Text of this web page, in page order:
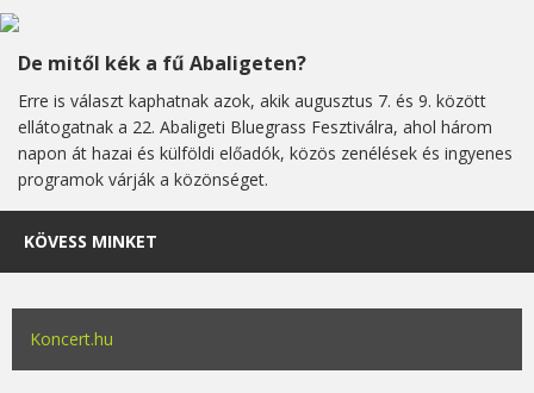
De mitől kék a fű Abaligeten?
Erre is választ kaphatnak azok, akik augusztus 7. és 9. között
ellátogatnak a 22. Abaligeti Bluegrass Fesztiválra, ahol három
napon át hazai és külföldi előadók, közös zenélések és ingyenes
programok várják a közönséget.
KÖVESS MINKET
Koncert.hu